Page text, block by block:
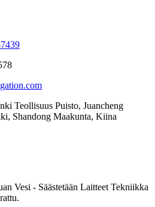
Teollisuus Puisto, Juancheng
Shandong Maakunta, Kiina
Vesi - Säästetään Laitteet Tekniikka